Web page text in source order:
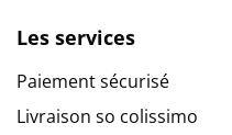
Les services
Paiement sécurisé
Livraison so colissimo